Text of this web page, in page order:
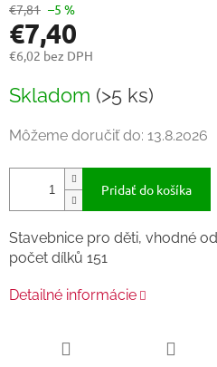
€7,81 –5 %
€7,40
€6,02 bez DPH
cena:
Skladom (>5 ks)
Môžeme doručiť do: 13.8.2026
Pridať do košíka
Stavebnice pro děti, vhodné
počet dílků 151
Detailné informácie